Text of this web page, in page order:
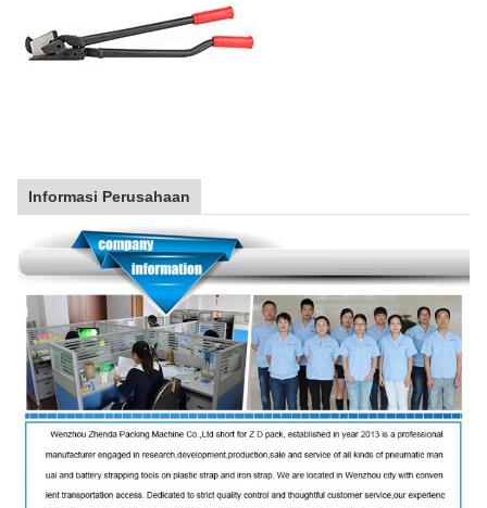
Informasi Perusahaan